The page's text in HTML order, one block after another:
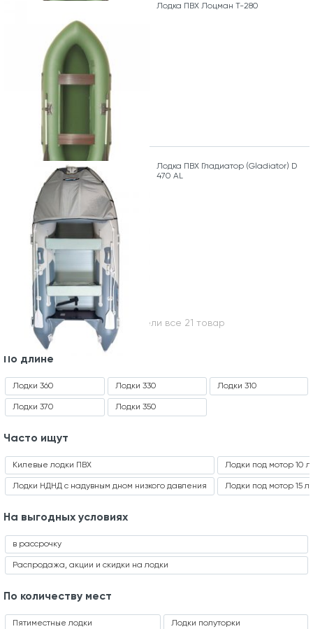
Лодка ПВХ Лоцман Т-280
Лодка ПВХ Гладиатор (Gladiator) D
470 AL
Вы посмотрели все 21 товар
По длине
Лодки 360
Лодки 370
Лодки 330
Лодки 350
Лодки 310
Часто ищут
Килевые лодки ПВХ
Лодки НДНД с надувным дном низкого давления
Лодки под мотор 10
Лодки под мотор 15 лс
На выгодных условиях
в рассрочку
Распродажа, акции и скидки на лодки
По количеству мест
Пятиместные лодки Лодки полуторки